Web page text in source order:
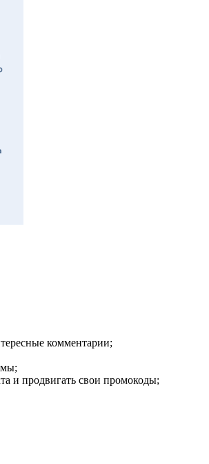
комментарии;
и продвигать свои промокоды;